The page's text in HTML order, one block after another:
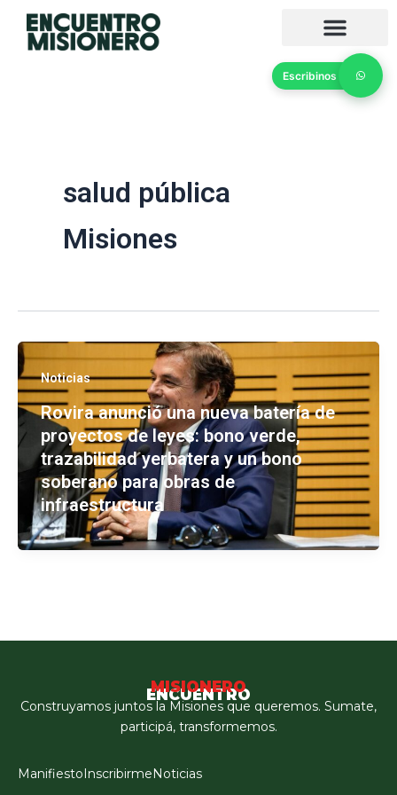
salud pública
Misiones
Noticias
Rovira anunció una nueva batería de
proyectos de leyes: bono verde,
trazabilidad yerbatera y un bono
soberano para obras de
infraestructura
ENCUENTRO
MISIONERO
Construyamos juntos la Misiones que queremos. Sumate,
participá, transformemos.
ManifiestoInscribirmeNoticias
Escribinos